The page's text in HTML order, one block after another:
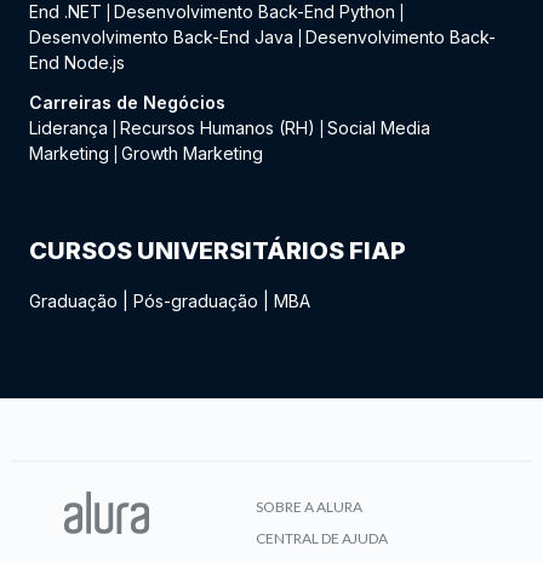
End .NET
Desenvolvimento Back-End Python
Desenvolvimento Back-End Java
Desenvolvimento Back-
End Node.js
Carreiras de Negócios
Liderança
Recursos Humanos (RH)
Social Media
Marketing
Growth Marketing
CURSOS UNIVERSITÁRIOS FIAP
Graduação Pós-graduação MBA
SOBRE A ALURA
CENTRAL DE AJUDA